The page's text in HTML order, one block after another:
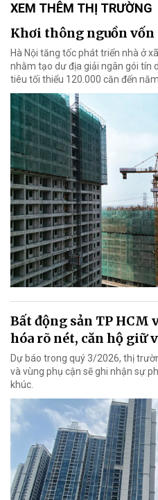
XEM THÊM THỊ TRƯỜNG
Khơi thông nguồn vốn
Hà Nội tăng tốc phát triển nhà ở
nhằm tạo dư địa giải ngân gói tín
tiêu tối thiểu 120.000 căn đến
Bất động sản TP HCM
hóa rõ nét, căn hộ giữ
Dự báo trong quý 3/2026, thị
và vùng phụ cận sẽ ghi nhận sự
khúc.